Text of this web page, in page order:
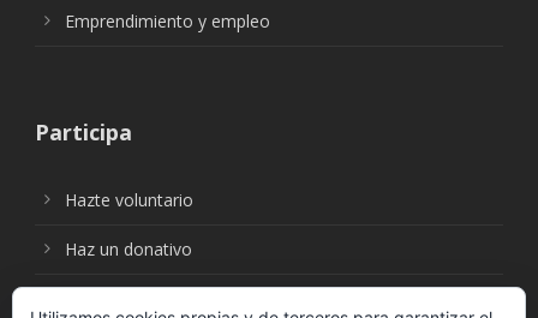
Emprendimiento y empleo
Participa
Hazte voluntario
Haz un donativo